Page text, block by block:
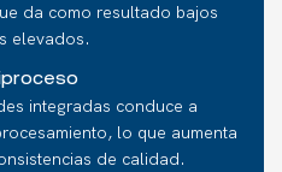
da como resultado bajos
elevados.
integradas conduce a
lo que aumenta
de calidad.